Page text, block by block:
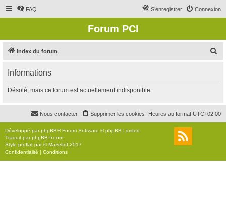
FAQ Connexion
S’enregistrer
Forum PCI
Index du forum
r
c
r
Informations
Désolé, mais ce forum est actuellement indisponible.
Heures au format UTC+02:00
Supprimer les cookies
Nous contacter
Développé parphpBB® Forum Software © phpBB Limited
Traduit parphpBB-fr.com
Style proflat par ©Mazeltof 2017
Confidentialité | Conditions